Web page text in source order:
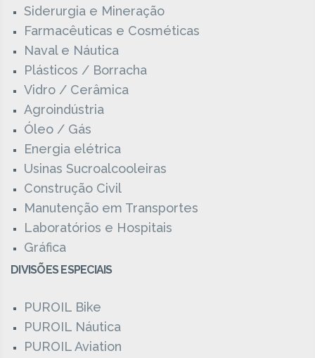
Siderurgia e Mineração
Farmacêuticas e Cosméticas
Naval e Náutica
Plásticos / Borracha
Vidro / Cerâmica
Agroindústria
Óleo / Gás
Energia elétrica
Usinas Sucroalcooleiras
Construção Civil
Manutenção em Transportes
Laboratórios e Hospitais
Gráfica
DIVISÕES ESPECIAIS
PUROIL Bike
PUROIL Náutica
PUROIL Aviation